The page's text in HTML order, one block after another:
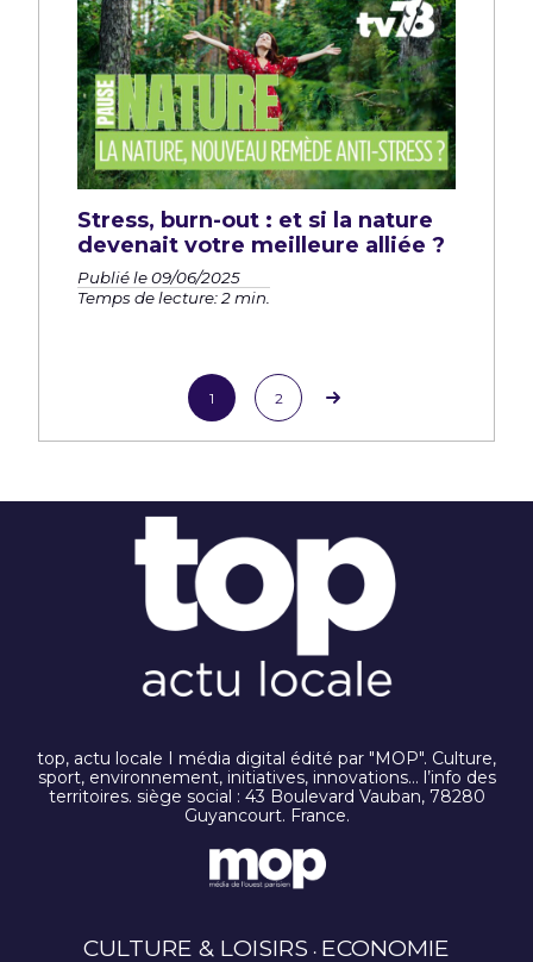
Stress, burn-out : et si la nature
devenait votre meilleure alliée ?
Publié le 09/06/2025
Temps de lecture: 2 min.
1 2
top, actu locale I média digital édité par "MOP". Culture,
sport, environnement, initiatives, innovations… l’info des
territoires. siège social : 43 Boulevard Vauban, 78280
Guyancourt. France.
CULTURE & LOISIRS ECONOMIE